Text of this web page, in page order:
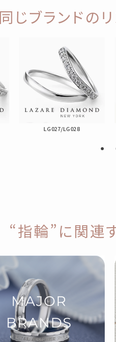
同じブランドの
LG027/LG028
“指輪”に関連